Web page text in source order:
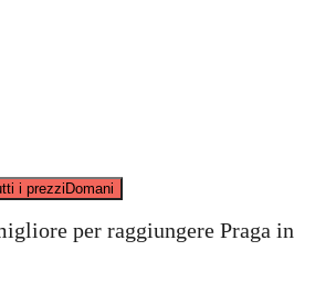
i prezziDomani
per raggiungere Praga in